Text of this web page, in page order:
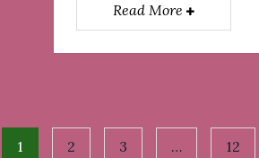
Read More
1 2 3 … 12